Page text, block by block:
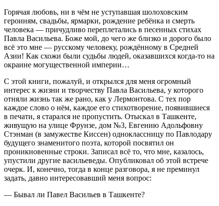
Горячая любовь, ни в чём не уступавшая шолоховским
героиням, свадьбы, ярмарки, рождение ребёнка и смерть
человека — причудливо переплетались в песенных стихах
Павла Васильева. Боже мой, до чего же близко и дорого было
всё это мне — русскому человеку, рождённому в Средней
Азии! Как схожи были судьбы людей, оказавшихся когда-то на
окраине могущественной империи…
С этой книги, пожалуй, и открылся для меня огромный
интерес к жизни и творчеству Павла Васильева, у которого
отняли жизнь так же рано, как у Лермонтова. С тех пор
каждое слово о нём, каждое его стихотворение, появившиеся
в печати, я старался не пропустить. Отыскал в Ташкенте,
живущую на улице Фрунзе, дом №3, Евгению Адольфовну
Стэнман (в замужестве Киссен) одноклассницу по Павлодару
будущего знаменитого поэта, которой посвятил он
проникновенные строки. Записал всё то, что мне, казалось,
упустили другие васильеведы. Опубликовал об этой встрече
очерк. И, конечно, тогда в конце разговора, я не преминул
задать, давно интересовавший меня вопрос:
— Бывал ли Павел Васильев в Ташкенте?